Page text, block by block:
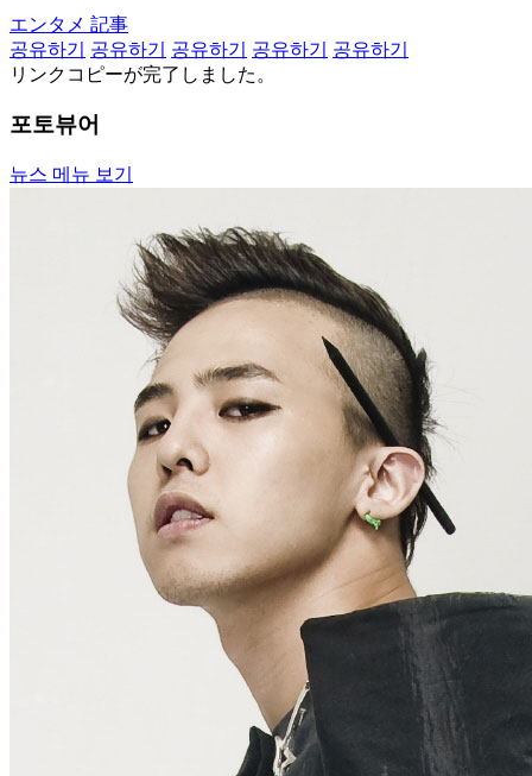
エンタメ 記事
공유하기
공유하기 공유하기 공유하기
공유하기
リンクコピーが完了しました。
포토뷰어
뉴스 메뉴 보기